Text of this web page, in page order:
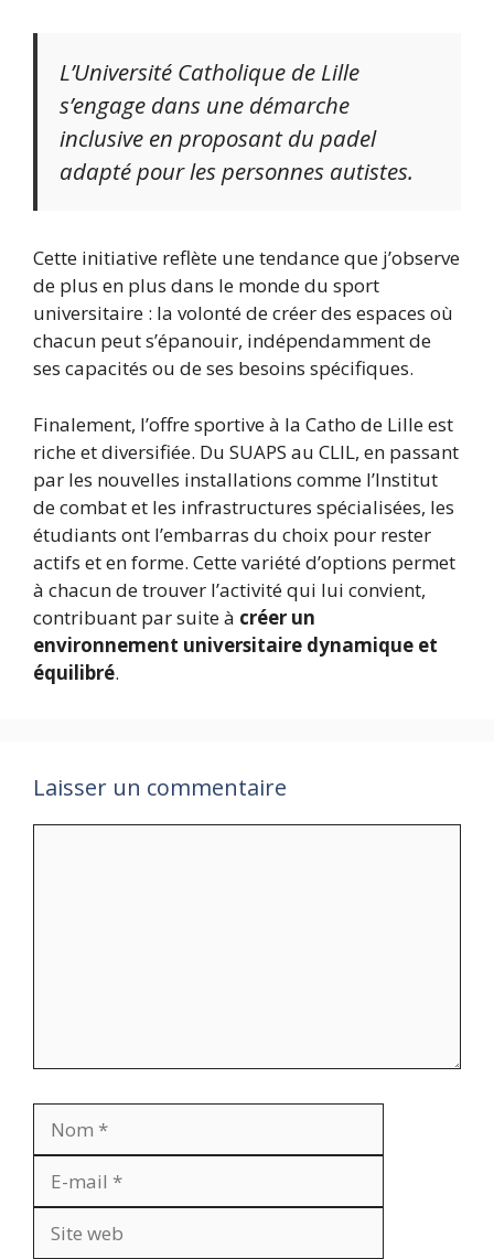
L’Université Catholique de Lille
s’engage dans une démarche
inclusive en proposant du padel
adapté pour les personnes autistes.
Cette initiative reflète une tendance que j’observe
de plus en plus dans le monde du sport
universitaire : la volonté de créer des espaces où
chacun peut s’épanouir, indépendamment de
ses capacités ou de ses besoins spécifiques.
Finalement, l’offre sportive à la Catho de Lille est
riche et diversifiée. Du SUAPS au CLIL, en passant
par les nouvelles installations comme l’Institut
de combat et les infrastructures spécialisées, les
étudiants ont l’embarras du choix pour rester
actifs et en forme. Cette variété d’options permet
à chacun de trouver l’activité qui lui convient,
contribuant par suite à créer un
environnement universitaire dynamique et
équilibré.
Laisser un commentaire